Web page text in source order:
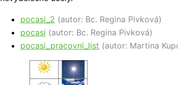
pocasi_2 (autor: Bc. Regina Pivková)
pocasi (autor: Bc. Regina Pivková)
pocasi_pracovni_list (autor: Martina